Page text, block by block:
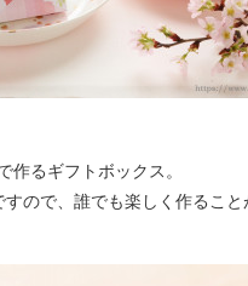
作るギフトボックス。
ので、誰でも楽しく作ること